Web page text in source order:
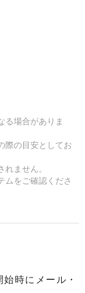
る場合がありま
際の目安としてお
ません。
ムをご確認くださ
時にメール・